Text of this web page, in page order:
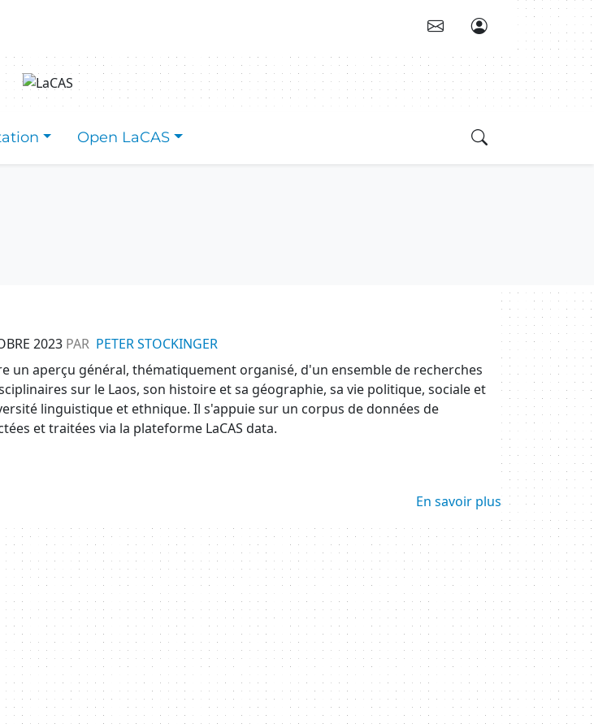
Open LaCAS
2023 PAR PETER STOCKINGER
un aperçu général, thématiquement organisé, d'un ensemble de recherches
sur le Laos, son histoire et sa géographie, sa vie politique, sociale et
linguistique et ethnique. Il s'appuie sur un corpus de données de
et traitées via la plateforme LaCAS data.
En savoir plus